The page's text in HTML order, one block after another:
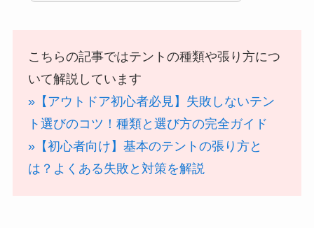
こちらの記事ではテントの種類や張り方につ
いて解説しています
»【アウトドア初心者必見】失敗しないテン
ト選びのコツ！種類と選び方の完全ガイド
»【初心者向け】基本のテントの張り方と
は？よくある失敗と対策を解説